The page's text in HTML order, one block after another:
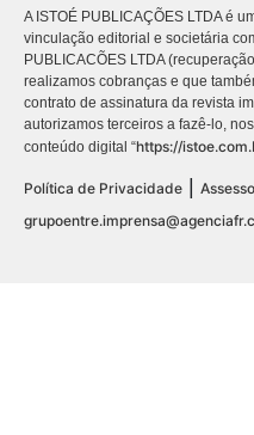
A ISTOÉ PUBLICAÇÕES LTDA é
vinculação editorial e societária
PUBLICACÕES LTDA
realizamos cobranças e que
contrato de assinatura da revista
autorizamos terceiros a fazê-lo,
conteúdo digital “https://
Política de Privacidade